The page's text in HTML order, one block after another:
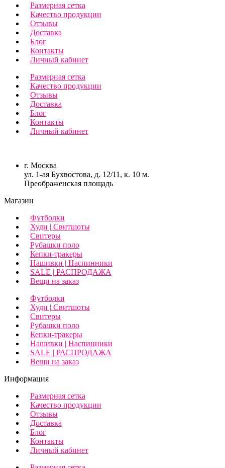
Размерная сетка
Качество продукции
Отзывы
Доставка
Блог
Контакты
Личный кабинет
Размерная сетка
Качество продукции
Отзывы
Доставка
Блог
Контакты
Личный кабинет
г. Москва
ул. 1-ая Бухвостова, д. 12/11, к. 10 м.
Преображенская площадь
Магазин
Футболки
Худи | Свитшоты
Свитеры
Рубашки поло
Кепки-тракеры
Нашивки | Наспинники
SALE | РАСПРОДАЖА
Вещи на заказ
Футболки
Худи | Свитшоты
Свитеры
Рубашки поло
Кепки-тракеры
Нашивки | Наспинники
SALE | РАСПРОДАЖА
Вещи на заказ
Информация
Размерная сетка
Качество продукции
Отзывы
Доставка
Блог
Контакты
Личный кабинет